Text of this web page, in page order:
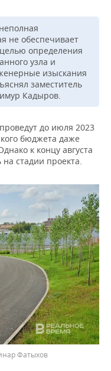
не обеспечивает
определения
узла и
изыскания
заместитель
Кадыров.
до июля 2023
бюджета даже
к концу августа
стадии проекта.
Фатыхов